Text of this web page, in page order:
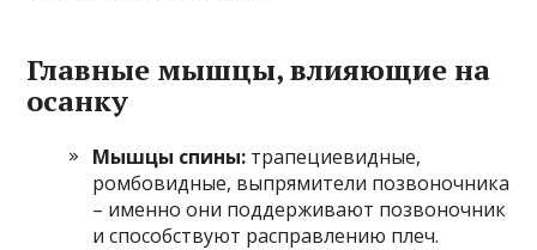
Главные мышцы, влияющие на
осанку
Мышцы спины: трапециевидные,
ромбовидные, выпрямители позвоночника
– именно они поддерживают позвоночник
и способствуют расправлению плеч.